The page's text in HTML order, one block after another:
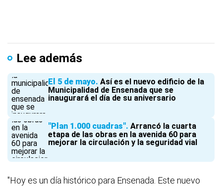
Lee además
El 5 de mayo Así es el nuevo edificio de la
Municipalidad de Ensenada que se
inaugurará el día de su aniversario
"Plan 1.000 cuadras" Arrancó la cuarta
etapa de las obras en la avenida 60 para
mejorar la circulación y la seguridad vial
"Hoy es un día histórico para Ensenada. Este nuevo